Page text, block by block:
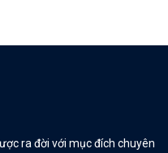
ra đời với mục đích chuyên